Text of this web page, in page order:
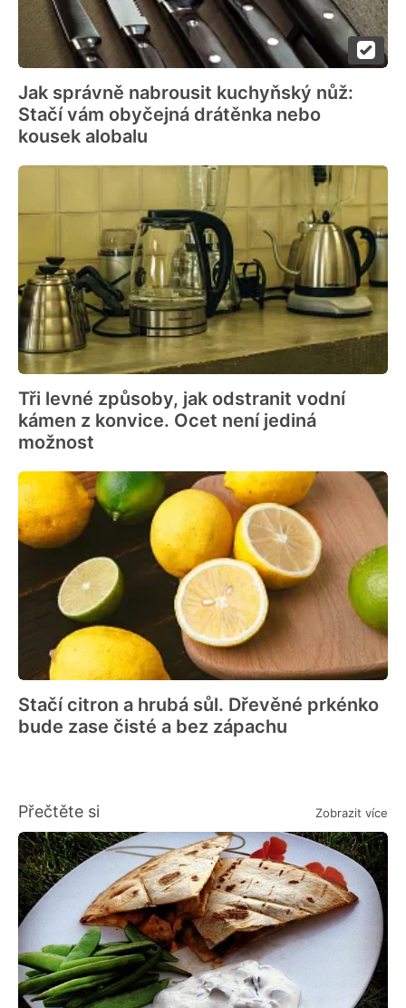
Jak správně nabrousit kuchyňský nůž:
Stačí vám obyčejná drátěnka nebo
kousek alobalu
Tři levné způsoby, jak odstranit vodní
kámen z konvice. Ocet není jediná
možnost
Stačí citron a hrubá sůl. Dřevěné prkénko
bude zase čisté a bez zápachu
Přečtěte si Zobrazit více